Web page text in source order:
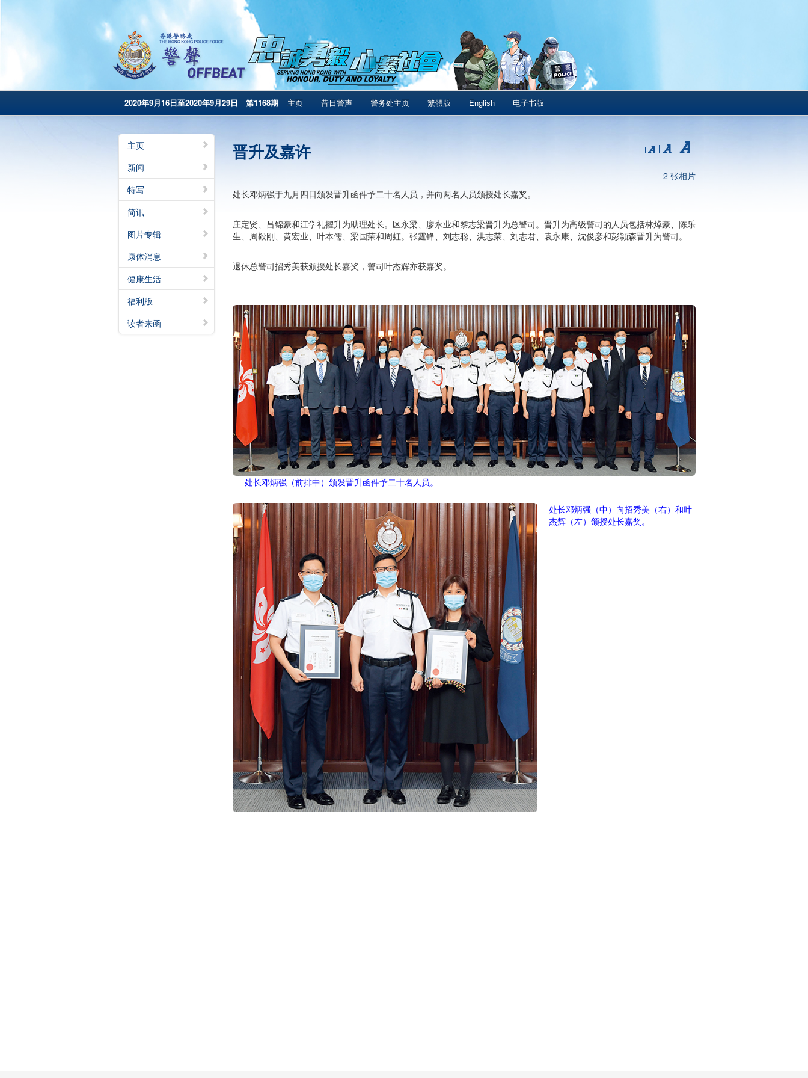
2020年9月16日至2020年9月29日 第1168期 主页 昔日警声 警务处主页 繁體版 English 电子书版
主页
新闻
特写
简讯
图片专辑
康体消息
健康生活
福利版
读者来函
晋升及嘉许
2 张相片
处长邓炳强于九月四日颁发晋升函件予二十名人员，并向两名人员颁授处长嘉奖。
庄定贤、吕锦豪和江学礼擢升为助理处长。区永梁、廖永业和黎志梁晋升为总警司。晋升为高级警司的人员包括林焯豪、陈乐
生、周毅刚、黄宏业、叶本儒、梁国荣和周虹。张霆锋、刘志聪、洪志荣、刘志君、袁永康、沈俊彦和彭颕森晋升为警司。
退休总警司招秀美获颁授处长嘉奖，警司叶杰辉亦获嘉奖。
处长邓炳强（前排中）颁发晋升函件予二十名人员。
处长邓炳强（中）向招秀美（右）和叶
杰辉（左）颁授处长嘉奖。